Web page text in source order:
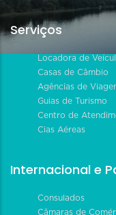
Serviços
Locadora de
Casas de Câmbio
Agências de
Guias de Turismo
Centro de
Cias Aéreas
Internacional e
Consulados
Câmaras de